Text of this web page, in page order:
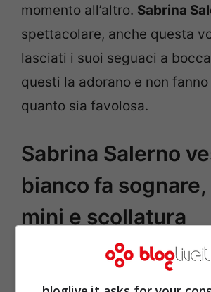
momento all’altro. Sabrina
spettacolare, anche questa
lasciati i suoi seguaci a
questi la adorano e non
quanto sia favolosa.
Sabrina Salerno
bianco fa
mini e scollatura
profondissima,